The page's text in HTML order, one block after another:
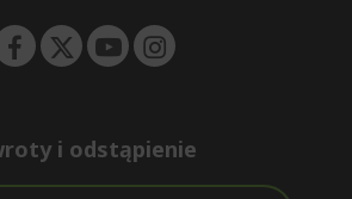
i odstąpienie